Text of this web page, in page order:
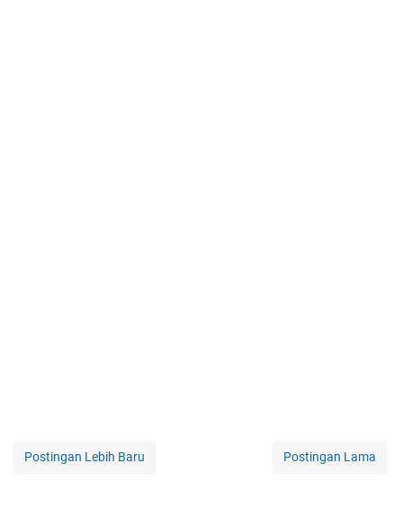
Postingan Lebih Baru Postingan Lama